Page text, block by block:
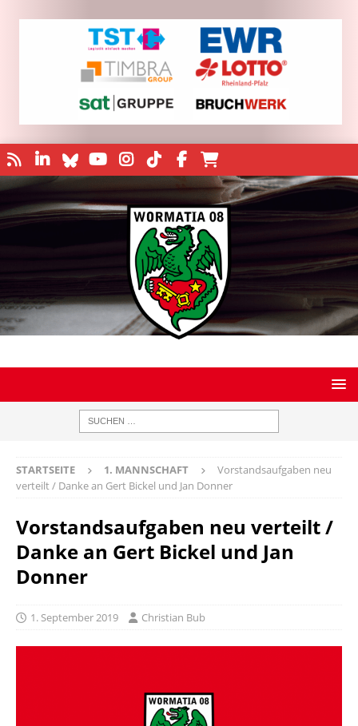
STARTSEITE 1. MANNSCHAFT
Vorstandsaufgaben neu
verteilt / Danke an Gert Bickel und Jan Donner
Vorstandsaufgaben neu verteilt /
Danke an Gert Bickel und Jan
Donner
1. September 2019 Christian Bub